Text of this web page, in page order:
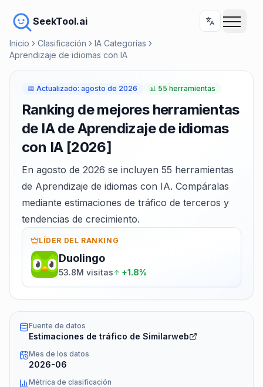
SeekTool.ai
Inicio Clasificación
IA Categorías
Aprendizaje de idiomas con IA
📅 Actualizado: agosto de 2026 📊 55 herramientas
Ranking de mejores herramientas
de IA de Aprendizaje de idiomas
con IA [2026]
En agosto de 2026 se incluyen 55 herramientas
de Aprendizaje de idiomas con IA. Compáralas
mediante estimaciones de tráfico de terceros y
tendencias de crecimiento.
LÍDER DEL RANKING
Duolingo
53.8M visitas +1.8%
Fuente de datos
Estimaciones de tráfico de Similarweb
Mes de los datos
2026-06
Métrica de clasificación